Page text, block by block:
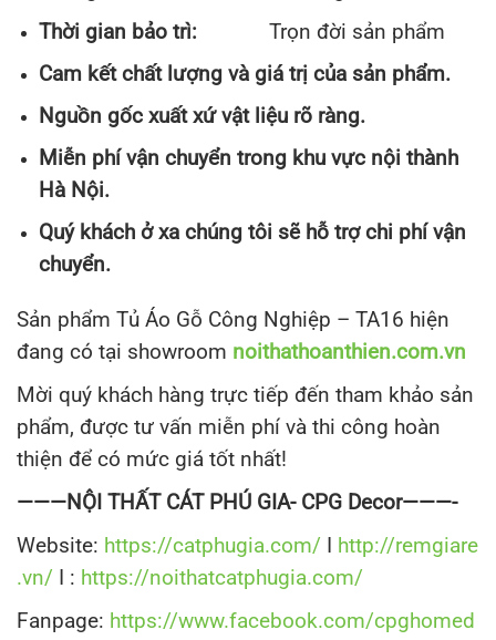
Thời gian bảo trì:
Trọn đời sản phẩm
Cam kết chất lượng và giá trị của sản phẩm.
Nguồn gốc xuất xứ vật liệu rõ ràng.
Miễn phí vận chuyển trong khu vực nội thành
Hà Nội.
Quý khách ở xa chúng tôi sẽ hỗ trợ chi phí vận
chuyển.
Sản phẩm Tủ Áo Gỗ Công Nghiệp – TA16 hiện
đang có tại showroom noithathoanthien.com.vn
Mời quý khách hàng trực tiếp đến tham khảo sản
phẩm, được tư vấn miễn phí và thi công hoàn
thiện để có mức giá tốt nhất!
———NỘI THẤT CÁT PHÚ GIA- CPG Decor———-
Website: https://catphugia.com/
http://remgiare
.vn/ I : https://noithatcatphugia.com/
Fanpage: https://www.facebook.com/cpghomed